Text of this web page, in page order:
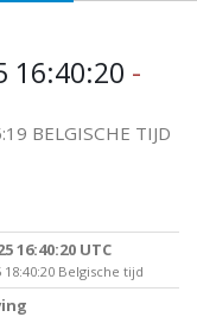
16:40:20 -
BELGISCHE TIJD
16:40:20 UTC
18:40:20 Belgische tijd